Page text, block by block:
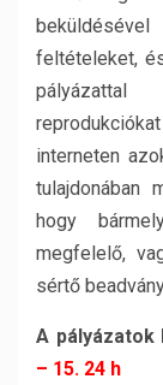
feltételeket,
interneten
tulajdonában
hogy
megfelelő,
sértő
A pályázatok
– 15. 24 h